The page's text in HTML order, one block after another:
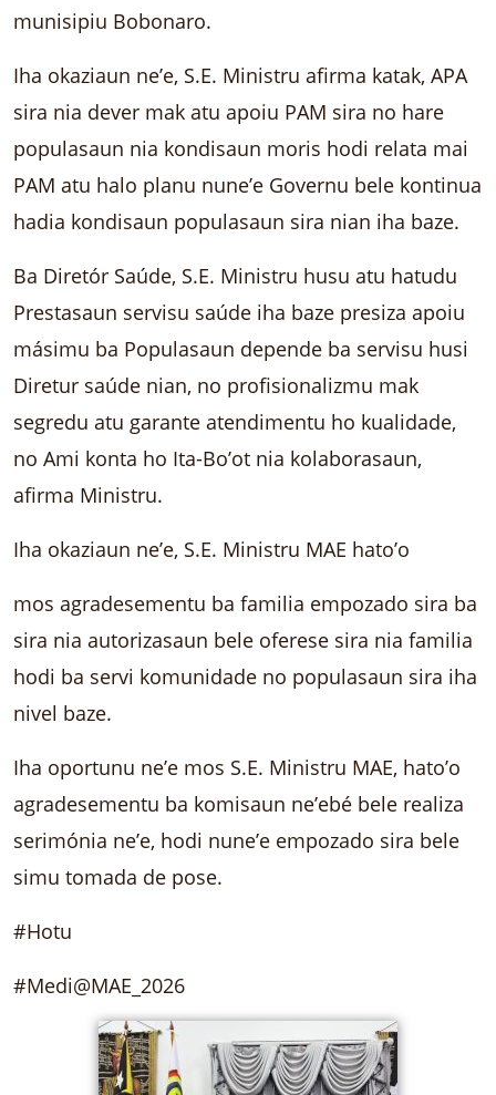
munisipiu Bobonaro.
Iha okaziaun ne’e, S.E. Ministru afirma katak, APA
sira nia dever mak atu apoiu PAM sira no hare
populasaun nia kondisaun moris hodi relata mai
PAM atu halo planu nune’e Governu bele kontinua
hadia kondisaun populasaun sira nian iha baze.
Ba Diretór Saúde, S.E. Ministru husu atu hatudu
Prestasaun servisu saúde iha baze presiza apoiu
másimu ba Populasaun depende ba servisu husi
Diretur saúde nian, no profisionalizmu mak
segredu atu garante atendimentu ho kualidade,
no Ami konta ho Ita-Bo’ot nia kolaborasaun,
afirma Ministru.
Iha okaziaun ne’e, S.E. Ministru MAE hato’o
mos agradesementu ba familia empozado sira ba
sira nia autorizasaun bele oferese sira nia familia
hodi ba servi komunidade no populasaun sira iha
nivel baze.
Iha oportunu ne’e mos S.E. Ministru MAE, hato’o
agradesementu ba komisaun ne’ebé bele realiza
serimónia ne’e, hodi nune’e empozado sira bele
simu tomada de pose.
#Hotu
#Medi@MAE_2026